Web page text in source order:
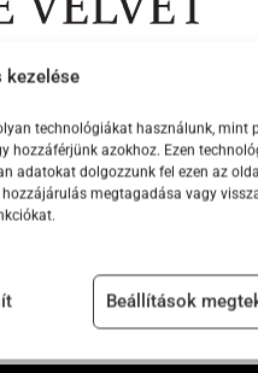
kezelése
technológiákat használunk, mint
hozzáférjünk azokhoz. Ezen
adatokat dolgozzunk fel ezen az
megtagadása vagy
Beállítások
derékpántos
ötzsebes kialakítás
hátsó két zseb fekete,
hosszú szárú
alacsony hőfokon mosható
által viselt méret: S